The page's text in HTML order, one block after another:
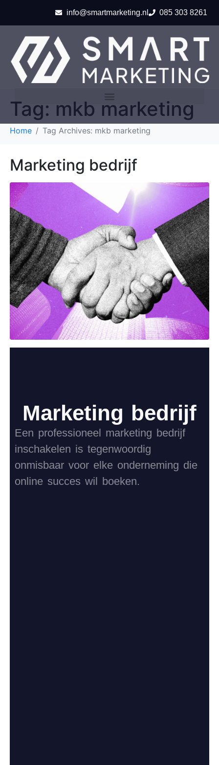
info@smartmarketing.nl 085 303 8261
Tag: mkb marketing
Home Tag Archives: mkb marketing
Marketing bedrijf
Marketing bedrijf
Een professioneel marketing bedrijf
inschakelen is tegenwoordig
onmisbaar voor elke onderneming die
online succes wil boeken.